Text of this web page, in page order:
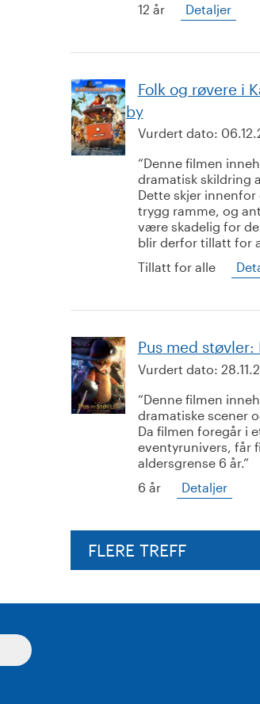
12 år
Detaljer
Folk og røvere i
by
Vurdert dato:
Denne filmen
dramatisk skildring
Dette skjer innenfor
trygg ramme, og
være skadelig for
blir derfor tillatt for
Tillatt for alle
Pus med støvler:
Vurdert dato:
Denne filmen
dramatiske scener
Da filmen foregår i
eventyrunivers, får
aldersgrense 6 år.
6 år
Detaljer
FLERE TREFF